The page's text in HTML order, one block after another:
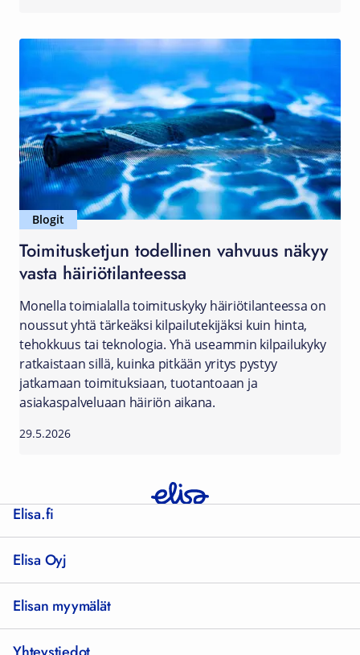
Blogit
Toimitusketjun todellinen vahvuus näkyy
vasta häiriötilanteessa
Monella toimialalla toimituskyky häiriötilanteessa on
noussut yhtä tärkeäksi kilpailutekijäksi kuin hinta,
tehokkuus tai teknologia. Yhä useammin kilpailukyky
ratkaistaan sillä, kuinka pitkään yritys pystyy
jatkamaan toimituksiaan, tuotantoaan ja
asiakaspalveluaan häiriön aikana.
29.5.2026
Elisa.fi
Elisa Oyj
Elisan myymälät